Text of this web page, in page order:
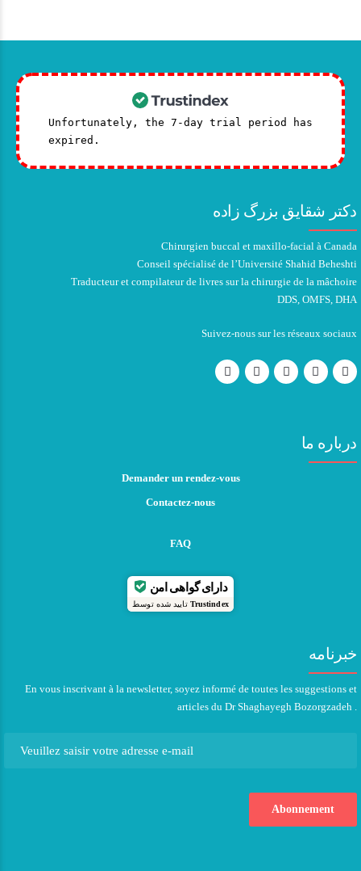
Unfortunately, the 7-day trial period has
expired.
دکتر شقایق بزرگ زاده
Chirurgien buccal et maxillo-facial à Canada
Conseil spécialisé de l’Université Shahid Beheshti
Traducteur et compilateur de livres sur la chirurgie de la mâchoire
DDS, OMFS, DHA
Suivez-nous sur les réseaux sociaux
درباره ما
Demander un rendez-vous
Contactez-nous
FAQ
دارای گواهی امن
تایید شده توسط Trustindex
خبرنامه
En vous inscrivant à la newsletter, soyez informé de toutes les suggestions et
articles du Dr Shaghayegh Bozorgzadeh .